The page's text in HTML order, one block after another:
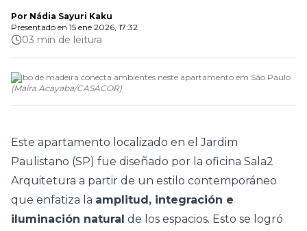
Por Nádia Sayuri Kaku
Presentado en 15 ene 2026, 17:32
03 min de leitura
Cubo de madeira conecta ambientes neste apartamento em São Paulo
(Maira Acayaba/CASACOR)
Este apartamento localizado en el Jardim
Paulistano (SP) fue diseñado por la oficina Sala2
Arquitetura a partir de un estilo contemporáneo
que enfatiza la amplitud, integración e
iluminación natural de los espacios. Esto se logró